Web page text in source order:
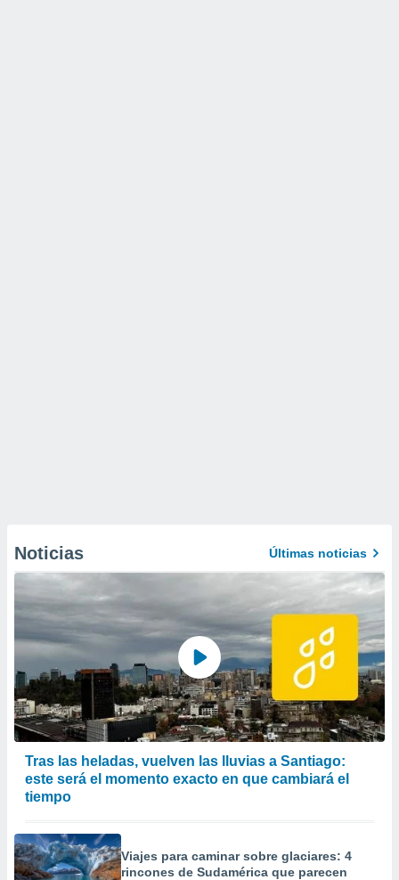
Noticias Últimas noticias
Tras las heladas, vuelven las lluvias a Santiago:
este será el momento exacto en que cambiará el
tiempo
Viajes para caminar sobre glaciares: 4
rincones de Sudamérica que parecen